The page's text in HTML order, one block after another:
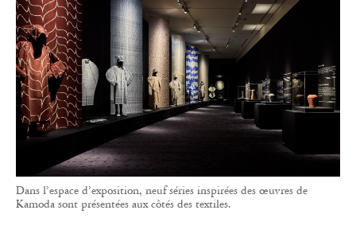
Dans l’espace d’exposition, neuf séries inspirées des œuvres de
Kamoda sont présentées aux côtés des textiles.